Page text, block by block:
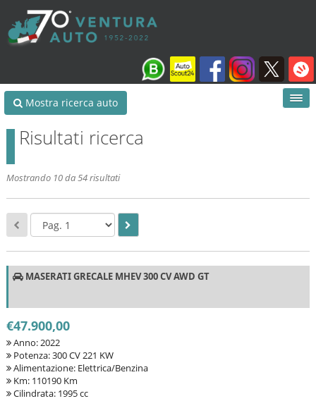
Mostra ricerca auto
Risultati ricerca
Mostrando 10 da 54 risultati
MASERATI GRECALE MHEV 300 CV AWD GT
€47.900,00
Anno: 2022
Potenza: 300 CV 221 KW
Alimentazione: Elettrica/Benzina
Km: 110190 Km
Cilindrata: 1995 cc